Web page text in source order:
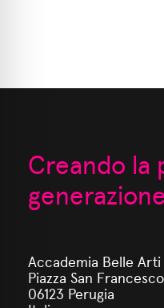
Creando la
Accademia Belle
Piazza San
06123 Perugia